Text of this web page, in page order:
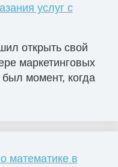
услуг с
открыть свой
маркетинговых
был момент, когда
математике в